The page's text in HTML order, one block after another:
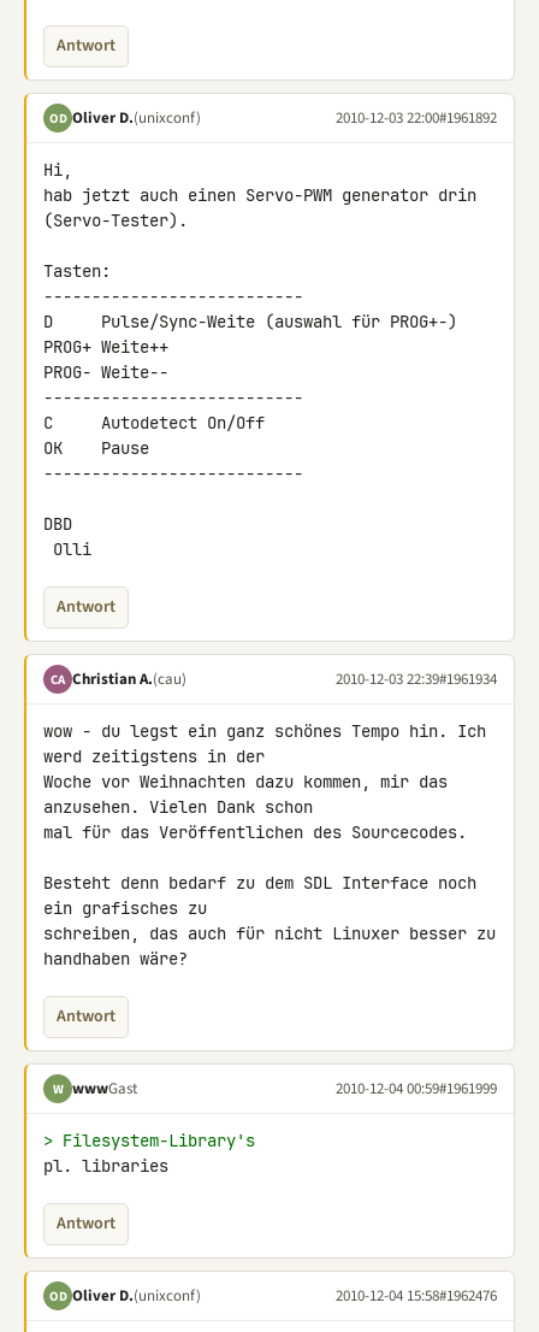
Antwort
OD Oliver D.(unixconf) 2010-12-03 22:00#1961892
Hi,
hab jetzt auch einen Servo-PWM generator drin
(Servo-Tester).
Tasten:
---------------------------
D     Pulse/Sync-Weite (auswahl für PROG+-)
PROG+ Weite++
PROG- Weite--
---------------------------
C     Autodetect On/Off
OK    Pause
---------------------------
DBD
Olli
Antwort
CA Christian A.(cau) 2010-12-03 22:39#1961934
wow - du legst ein ganz schönes Tempo hin. Ich
werd zeitigstens in der
Woche vor Weihnachten dazu kommen, mir das
anzusehen. Vielen Dank schon
mal für das Veröffentlichen des Sourcecodes.
Besteht denn bedarf zu dem SDL Interface noch
ein grafisches zu
schreiben, das auch für nicht Linuxer besser zu
handhaben wäre?
Antwort
W wwwGast 2010-12-04 00:59#1961999
> Filesystem-Library's
pl. libraries
Antwort
OD Oliver D.(unixconf) 2010-12-04 15:58#1962476